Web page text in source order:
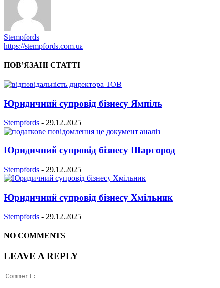
Stempfords
https://stempfords.com.ua
ПОВ’ЯЗАНІ СТАТТІ
Юридичний супровід бізнесу Ямпіль
Stempfords - 29.12.2025
Юридичний супровід бізнесу Шаргород
Stempfords - 29.12.2025
Юридичний супровід бізнесу Хмільник
Stempfords - 29.12.2025
NO COMMENTS
LEAVE A REPLY